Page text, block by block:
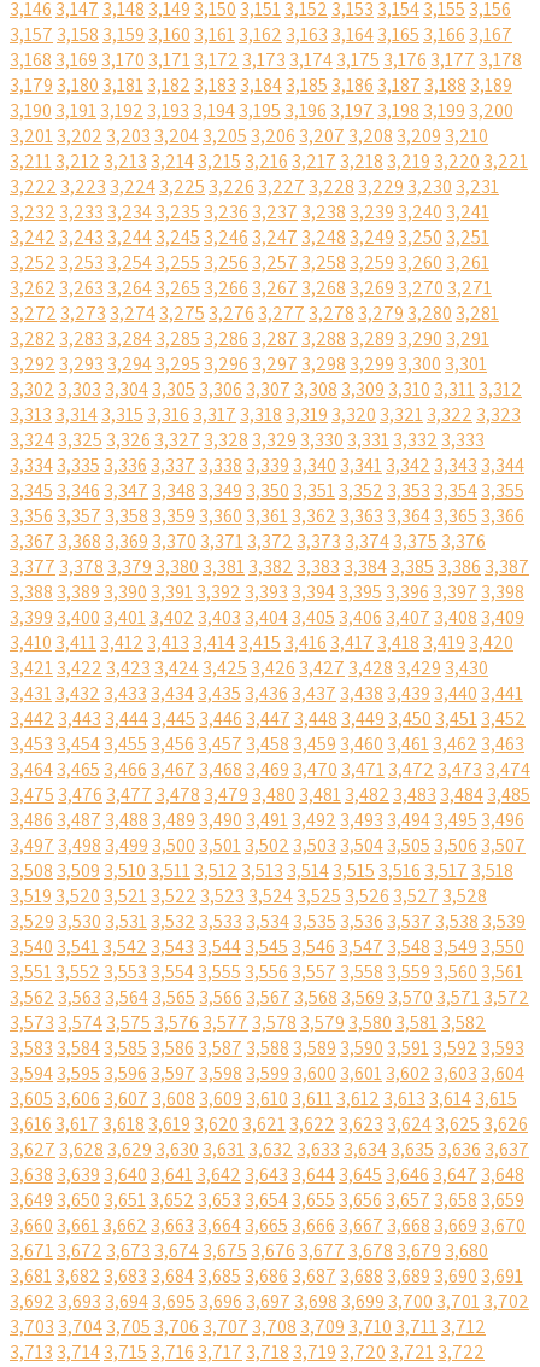
3,146 3,147 3,148 3,149 3,150 3,1513,152 3,153 3,1543,155 3,156
3,157 3,158 3,159 3,160 3,1613,162 3,163 3,1643,165 3,166 3,167
3,168 3,169 3,170 3,1713,172 3,173 3,1743,175 3,176 3,177 3,178
3,179 3,180 3,1813,182 3,183 3,1843,185 3,186 3,187 3,188 3,189
3,190 3,1913,192 3,193 3,1943,195 3,196 3,197 3,198 3,199 3,200
3,2013,202 3,203 3,2043,205 3,206 3,207 3,208 3,209 3,210
3,2113,212 3,213 3,2143,215 3,216 3,217 3,218 3,219 3,220 3,221
3,222 3,223 3,2243,225 3,226 3,227 3,228 3,229 3,230 3,231
3,232 3,233 3,2343,235 3,236 3,237 3,238 3,239 3,240 3,241
3,242 3,243 3,2443,245 3,246 3,247 3,248 3,249 3,250 3,251
3,252 3,253 3,2543,255 3,256 3,257 3,258 3,259 3,260 3,261
3,262 3,263 3,2643,265 3,266 3,267 3,268 3,269 3,270 3,271
3,272 3,273 3,2743,275 3,276 3,277 3,278 3,279 3,280 3,281
3,282 3,283 3,2843,285 3,286 3,287 3,288 3,289 3,290 3,291
3,292 3,293 3,2943,295 3,296 3,297 3,298 3,299 3,300 3,301
3,302 3,303 3,3043,305 3,306 3,307 3,308 3,309 3,310 3,3113,312
3,313 3,3143,315 3,316 3,317 3,318 3,319 3,320 3,3213,322 3,323
3,3243,325 3,326 3,327 3,328 3,329 3,330 3,3313,332 3,333
3,3343,335 3,336 3,337 3,338 3,339 3,340 3,3413,342 3,343 3,344
3,345 3,346 3,347 3,348 3,349 3,350 3,3513,352 3,353 3,3543,355
3,356 3,357 3,358 3,359 3,360 3,3613,362 3,363 3,3643,365 3,366
3,367 3,368 3,369 3,370 3,3713,372 3,373 3,3743,375 3,376
3,377 3,378 3,379 3,380 3,3813,382 3,383 3,3843,385 3,386 3,387
3,388 3,389 3,390 3,3913,392 3,393 3,3943,395 3,396 3,397 3,398
3,399 3,400 3,4013,402 3,403 3,4043,405 3,406 3,407 3,408 3,409
3,410 3,4113,412 3,413 3,4143,415 3,416 3,417 3,418 3,419 3,420
3,4213,422 3,423 3,4243,425 3,426 3,427 3,428 3,429 3,430
3,4313,432 3,433 3,4343,435 3,436 3,437 3,438 3,439 3,440 3,441
3,442 3,443 3,4443,445 3,446 3,447 3,448 3,449 3,450 3,4513,452
3,453 3,4543,455 3,456 3,457 3,458 3,459 3,460 3,4613,462 3,463
3,4643,465 3,466 3,467 3,468 3,469 3,470 3,4713,472 3,473 3,474
3,475 3,476 3,477 3,478 3,479 3,480 3,4813,482 3,483 3,4843,485
3,486 3,487 3,488 3,489 3,490 3,4913,492 3,493 3,4943,495 3,496
3,497 3,498 3,499 3,500 3,5013,502 3,503 3,5043,505 3,506 3,507
3,508 3,509 3,510 3,5113,512 3,513 3,5143,515 3,516 3,517 3,518
3,519 3,520 3,5213,522 3,523 3,5243,525 3,526 3,527 3,528
3,529 3,530 3,5313,532 3,533 3,5343,535 3,536 3,537 3,538 3,539
3,540 3,5413,542 3,543 3,5443,545 3,546 3,547 3,548 3,549 3,550
3,5513,552 3,553 3,5543,555 3,556 3,557 3,558 3,559 3,560 3,561
3,562 3,563 3,5643,565 3,566 3,567 3,568 3,569 3,570 3,5713,572
3,573 3,5743,575 3,576 3,577 3,578 3,579 3,580 3,5813,582
3,583 3,5843,585 3,586 3,587 3,588 3,589 3,590 3,5913,592 3,593
3,5943,595 3,596 3,597 3,598 3,599 3,600 3,6013,602 3,603 3,604
3,605 3,606 3,607 3,608 3,609 3,610 3,6113,612 3,613 3,6143,615
3,616 3,617 3,618 3,619 3,620 3,6213,622 3,623 3,6243,625 3,626
3,627 3,628 3,629 3,630 3,6313,632 3,633 3,6343,635 3,636 3,637
3,638 3,639 3,640 3,6413,642 3,643 3,6443,645 3,646 3,647 3,648
3,649 3,650 3,6513,652 3,653 3,6543,655 3,656 3,657 3,658 3,659
3,660 3,6613,662 3,663 3,6643,665 3,666 3,667 3,668 3,669 3,670
3,6713,672 3,673 3,6743,675 3,676 3,677 3,678 3,679 3,680
3,6813,682 3,683 3,6843,685 3,686 3,687 3,688 3,689 3,690 3,691
3,692 3,693 3,6943,695 3,696 3,697 3,698 3,699 3,700 3,7013,702
3,703 3,7043,705 3,706 3,707 3,708 3,709 3,710 3,7113,712
3,713 3,7143,715 3,716 3,717 3,718 3,719 3,720 3,7213,722